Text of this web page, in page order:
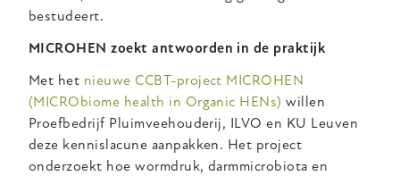
bestudeert.
MICROHEN zoekt antwoorden in de praktijk
Met het nieuwe CCBT-project MICROHEN
(MICRObiome health in Organic HENs) willen
Proefbedrijf Pluimveehouderij, ILVO en KU Leuven
deze kennislacune aanpakken. Het project
onderzoekt hoe wormdruk, darmmicrobiota en